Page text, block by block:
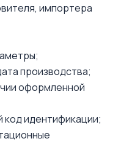
импортера
производства;
оформленной
код идентификации;